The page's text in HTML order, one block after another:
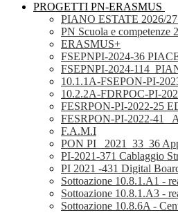
PROGETTI PN-ERASMUS
PIANO ESTATE 2026/
PN Scuola e
ERASMUS+
FSEPNPI-2024-36
FSEPNPI-2024-
10.1.1A-FSEPON-PI-
10.2.2A-FDRPOC-PI-
FESRPON-PI-2022-25
FESRPON-PI-2022-41_
F.A.M.I
PON PI_ 2021_33_36
PI-2021-371 Cablaggio
PI 2021 -431 Digital
Sottoazione 10.8.1.A1 -
Sottoazione 10.8.1.A3 -
Sottoazione 10.8.6A -